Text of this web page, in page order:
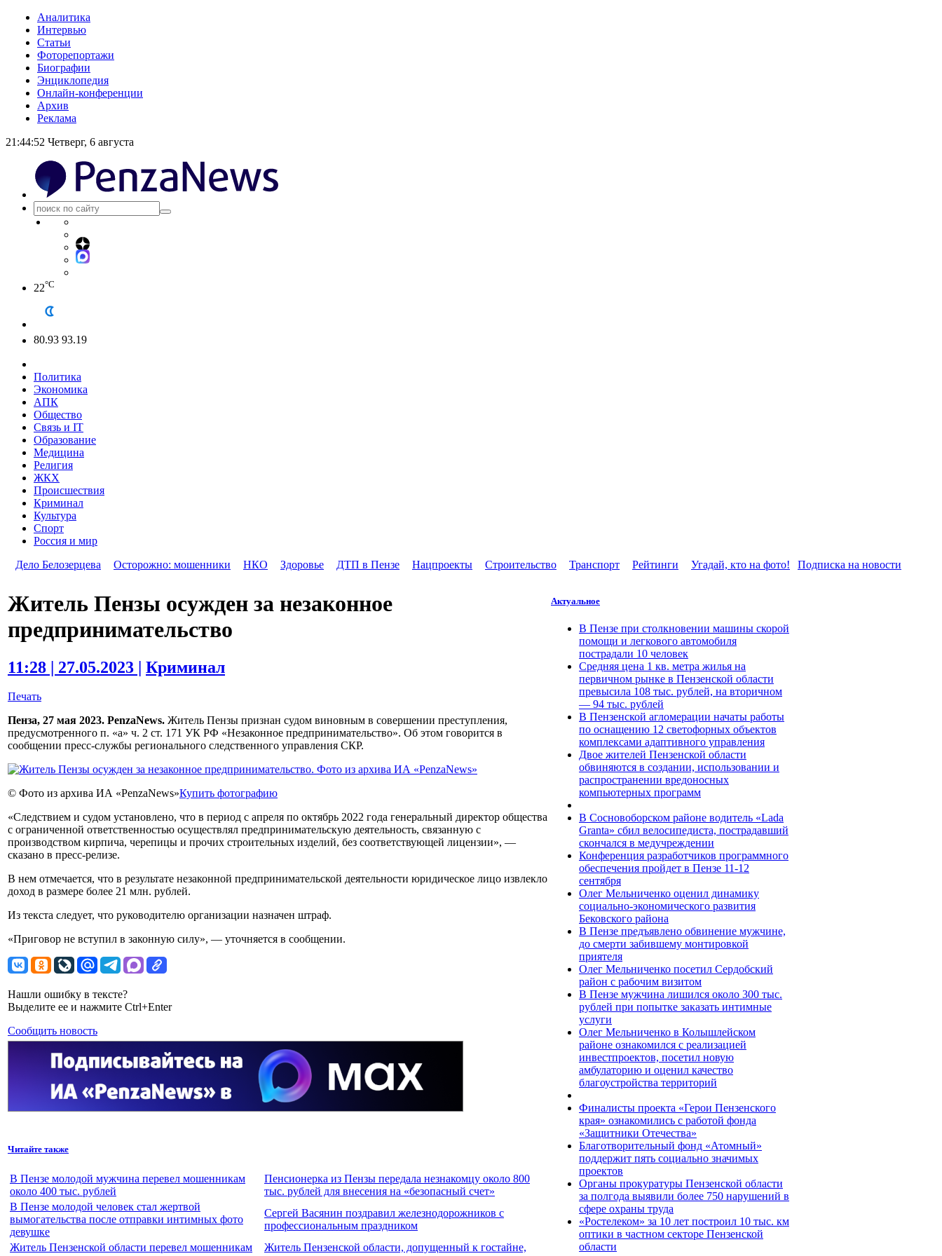
Аналитика
Интервью
Статьи
Фоторепортажи
Биографии
Энциклопедия
Онлайн-конференции
Архив
Реклама
21:44:52 Четверг, 6 августа
22°C
80.93 93.19
Политика
Экономика
АПК
Общество
Связь и IT
Образование
Медицина
Религия
ЖКХ
Происшествия
Криминал
Культура
Спорт
Россия и мир
Дело Белозерцева
Осторожно: мошенники НКО Здоровье ДТП в Пензе Нацпроекты Строительство Транспорт Рейтинги Угадай, кто на фото! Подписка на новости
Житель Пензы осужден за незаконное
предпринимательство
11:28 | 27.05.2023 | Криминал
Печать
Пенза, 27 мая 2023. PenzaNews. Житель Пензы признан судом виновным в совершении преступления,
предусмотренного п. «а» ч. 2 ст. 171 УК РФ «Незаконное предпринимательство». Об этом говорится в
сообщении пресс-службы регионального следственного управления СКР.
© Фото из архива ИА «PenzaNews»Купить фотографию
«Следствием и судом установлено, что в период с апреля по октябрь 2022 года генеральный директор общества
с ограниченной ответственностью осуществлял предпринимательскую деятельность, связанную с
производством кирпича, черепицы и прочих строительных изделий, без соответствующей лицензии», —
сказано в пресс-релизе.
В нем отмечается, что в результате незаконной предпринимательской деятельности юридическое лицо извлекло
доход в размере более 21 млн. рублей.
Из текста следует, что руководителю организации назначен штраф.
«Приговор не вступил в законную силу», — уточняется в сообщении.
Нашли ошибку в тексте?
Выделите ее и нажмите Ctrl+Enter
Сообщить новость
Читайте также
В Пензе молодой мужчина перевел мошенникам
около 400 тыс. рублей
Пенсионерка из Пензы передала незнакомцу около 800
тыс. рублей для внесения на «безопасный счет»
В Пензе молодой человек стал жертвой
вымогательства после отправки интимных фото
девушке
Сергей Васянин поздравил железнодорожников с
профессиональным праздником
Житель Пензенской области перевел мошенникам
Житель Пензенской области, допущенный к гостайне,
Актуальное
В Пензе при столкновении машины скорой
помощи и легкового автомобиля
пострадали 10 человек
Средняя цена 1 кв. метра жилья на
первичном рынке в Пензенской области
превысила 108 тыс. рублей, на вторичном
— 94 тыс. рублей
В Пензенской агломерации начаты работы
по оснащению 12 светофорных объектов
комплексами адаптивного управления
Двое жителей Пензенской области
обвиняются в создании, использовании и
распространении вредоносных
компьютерных программ
В Сосновоборском районе водитель «Lada
Granta» сбил велосипедиста, пострадавший
скончался в медучреждении
Конференция разработчиков программного
обеспечения пройдет в Пензе 11-12
сентября
Олег Мельниченко оценил динамику
социально-экономического развития
Бековского района
В Пензе предъявлено обвинение мужчине,
до смерти забившему монтировкой
приятеля
Олег Мельниченко посетил Сердобский
район с рабочим визитом
В Пензе мужчина лишился около 300 тыс.
рублей при попытке заказать интимные
услуги
Олег Мельниченко в Колышлейском
районе ознакомился с реализацией
инвестпроектов, посетил новую
амбулаторию и оценил качество
благоустройства территорий
Финалисты проекта «Герои Пензенского
края» ознакомились с работой фонда
«Защитники Отечества»
Благотворительный фонд «Атомный»
поддержит пять социально значимых
проектов
Органы прокуратуры Пензенской области
за полгода выявили более 750 нарушений в
сфере охраны труда
«Ростелеком» за 10 лет построил 10 тыс. км
оптики в частном секторе Пензенской
области